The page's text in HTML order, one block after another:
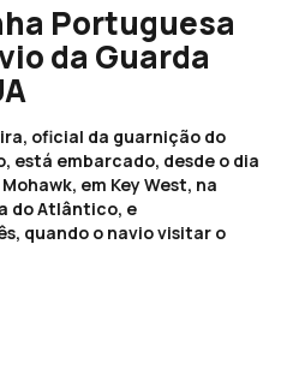
Portuguesa
da Guarda
oficial da guarnição do
está embarcado, desde o dia
em Key West, na
do Atlântico, e
quando o navio visitar o